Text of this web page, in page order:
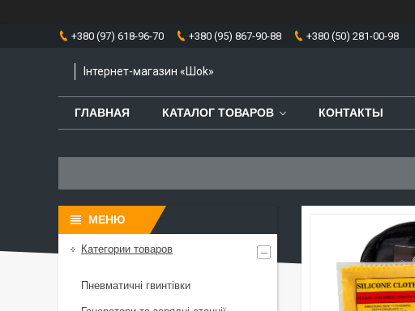
+380 (97) 618-96-70 +380 (95) 867-90-88 +380 (50) 281-00-98
Інтернет-магазин «Шоk»
ГЛАВНАЯ КАТАЛОГ ТОВАРОВ КОНТАКТЫ
Категории товаров
Пневматичні гвинтівки